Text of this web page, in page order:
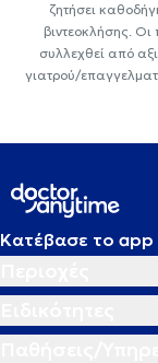
ζητήσει
βιντεοκλήσης. Οι
συλλεχθεί από
γιατρού/
Κατέβασε το app